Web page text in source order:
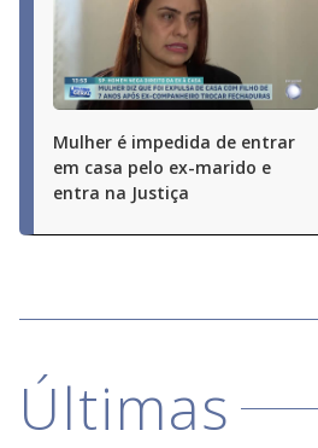
Mulher é impedida de entrar
em casa pelo ex-marido e
entra na Justiça
Últimas